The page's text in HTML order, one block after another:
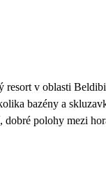
v oblasti
bazény a
polohy mezi